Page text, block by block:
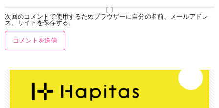
次回のコメントで使用するためブラウザーに自分の名前、メールアドレ
ス、サイトを保存する。